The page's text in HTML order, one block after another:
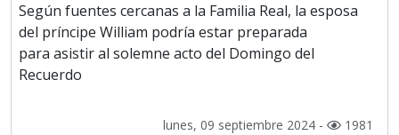
Según fuentes cercanas a la Familia Real, la esposa
del príncipe William podría estar preparada
para asistir al solemne acto del Domingo del
Recuerdo
lunes, 09 septiembre 2024 - 1981